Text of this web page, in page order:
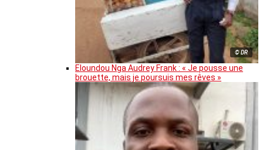
© DR
Eloundou Nga Audrey Frank : « Je pousse une
brouette, mais je poursuis mes rêves »